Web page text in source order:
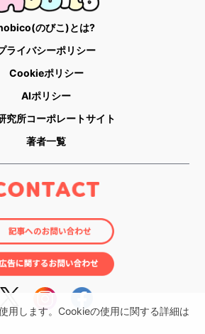
用します。Cookieの使用に関する詳細は
のびこ)とは?
ライバシーポリシー
Cookieポリシー
AIポリシー
究所コーポレートサイト
著者一覧